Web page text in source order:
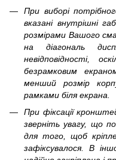
При виборі
вказані внутрішні
розмірами Вашого
на діагональ
невідповідності,
безрамковим
менший розмір
рамками біля екрана.
При фіксації
зверніть увагу, що
для того, щоб
зафіксувалося. В